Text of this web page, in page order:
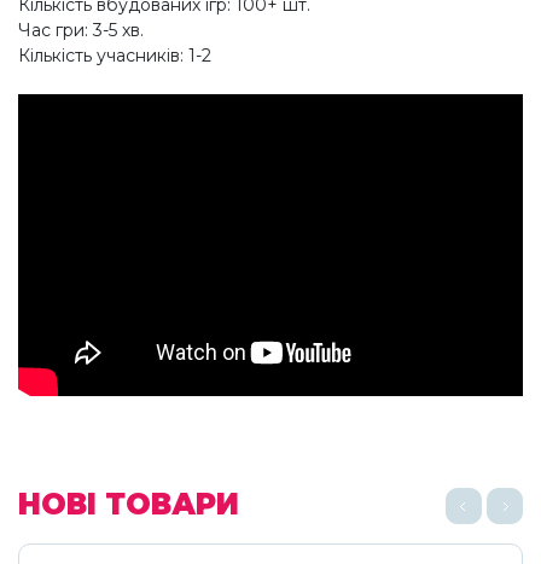
Кількість вбудованих ігр: 100+ шт.
Час гри: 3-5 хв.
Кількість учасників: 1-2
НОВІ ТОВАРИ